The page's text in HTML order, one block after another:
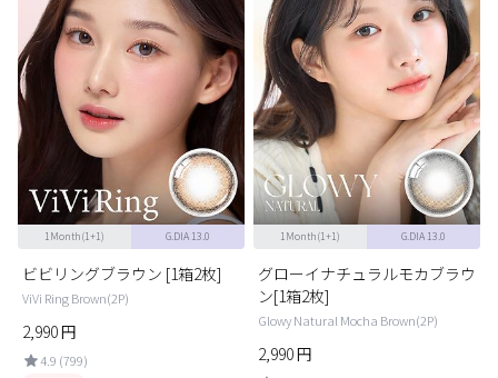
1Month(1+1) G.DIA 13.0
ビビリングブラウン [1箱2枚]
ViVi Ring Brown(2P)
2,990円
4.9 (799)
1Month(1+1) G.DIA 13.0
グローイナチュラルモカブラウ
ン[1箱2枚]
Glowy Natural Mocha Brown(2P)
2,990円